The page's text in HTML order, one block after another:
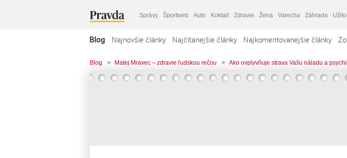
Správy Športweb Auto Koktail Zdravie Žena Varecha Záhrada
Blog Najnovšie články Najčítanejšie články Najkomentovanejšie články
Blog > Matej Mravec – zdravie ľudskou rečou > Ako ovplyvňuje strava Vašu náladu a